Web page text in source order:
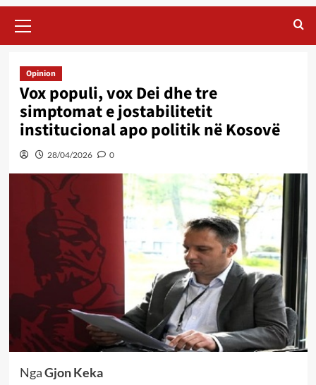
Menu
Opinion
Vox populi, vox Dei dhe tre
simptomat e jostabilitetit
institucional apo politik në Kosovë
28/04/2026 0
NgaGjon Keka